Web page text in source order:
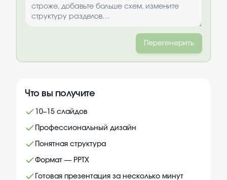
Перегенерить
Что вы получите
10–15 слайдов
Профессиональный дизайн
Понятная структура
Формат — PPTX
Готовая презентация за несколько минут